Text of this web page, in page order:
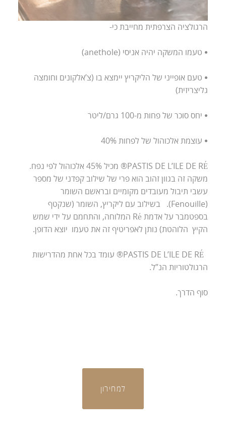
הרגולציה הצרפתית מחייבת כי-
• טעמו המשקה יהיה אניסי (anethole)
• טעם אופייני של הליקריץ יימצא בו (צ’אלקונים וחומצה
גליצריזית)
• יחס סוכר של פחות מ-100 גרם/ליטר
• עוצמת אלכוהול של לפחות 40%
PASTIS DE L’ILE DE RÉ® מכיל 45% אלכוהול לפי נפח.
משקה זה בגוון זהוב הוא פרי של שילוב קפדני של מספר
עשבי תיבול מעובדים מקומיים ובראשם השומר
(Fenouille). בשילוב עם ליקריץ, השומר (שנקטף
בספטמבר על אדמת Ré המלוחה, והתחמם על ידי שמש
הקיץ הלוהטת) נותן לאפריטיף זה את טעמו יוצא הדופן.
PASTIS DE L’ILE DE RÉ® עומד בכל אחת מהדרישות
הרגולטוריות הנ”ל.
סוף הדרך.
למחירון